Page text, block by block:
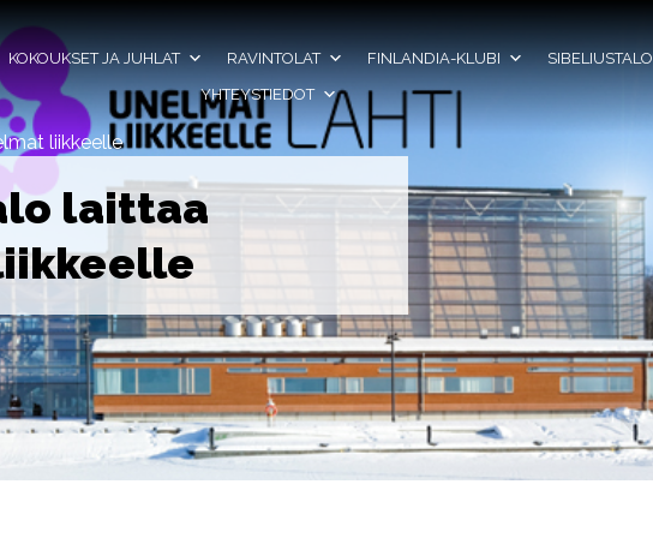
KOKOUKSET JA JUHLAT RAVINTOLAT FINLANDIA-KLUBI
SIBELIUSTALO
YHTEYSTIEDOT
liikkeelle
laittaa